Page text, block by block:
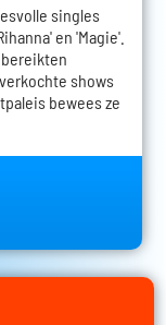
singles
en 'Magie'.
bereikten
shows
bewees ze